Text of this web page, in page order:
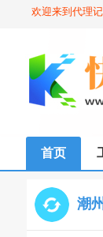
欢迎来到代理
首页
潮